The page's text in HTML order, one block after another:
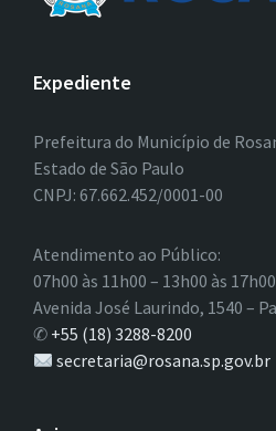
Expediente
Prefeitura do Município de
Estado de São Paulo
CNPJ: 67.662.452/0001-00
Atendimento ao Público:
07h00 às 11h00 – 13h00 às
Avenida José Laurindo, 1540 –
✆ +55 (18) 3288-8200
secretaria@rosana.sp.gov.br